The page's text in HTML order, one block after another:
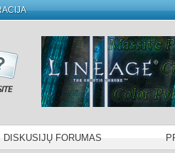
DISKUSIJŲ FORUMAS